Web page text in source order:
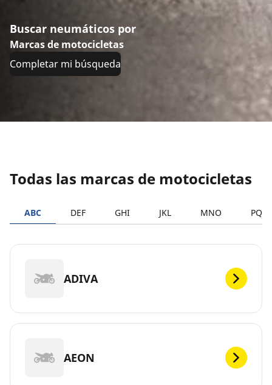
Buscar neumáticos por
Marcas de motocicletas
Completar mi búsqueda
Todas las marcas de motocicletas
ABC DEF GHI JKL MNO PQRS
ADIVA
AEON